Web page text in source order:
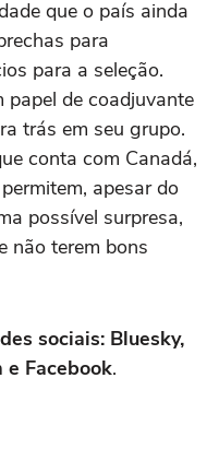
que o país ainda
para
para a seleção.
papel de coadjuvante
trás em seu grupo.
conta com Canadá,
apesar do
possível surpresa,
não terem bons
sociais: Bluesky,
Facebook.